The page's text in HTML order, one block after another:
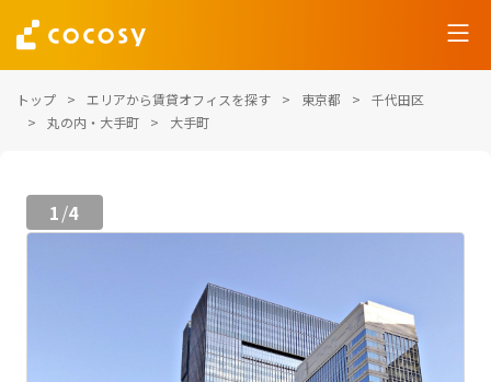
トップ エリアから賃貸オフィスを探す 東京都
千代田区
丸の内・大手町
大手町
1/4